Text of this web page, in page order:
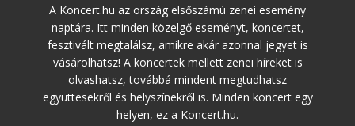
A Koncert.hu az ország elsőszámú zenei esemény
naptára. Itt minden közelgő eseményt, koncertet,
fesztivált megtalálsz, amikre akár azonnal jegyet is
vásárolhatsz! A koncertek mellett zenei híreket is
olvashatsz, továbbá mindent megtudhatsz
együttesekről és helyszínekről is. Minden koncert egy
helyen, ez a Koncert.hu.